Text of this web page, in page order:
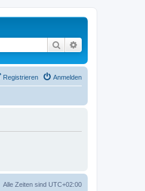
Suche
Anmelden
Registrieren
Alle Zeiten sind UTC+02:00